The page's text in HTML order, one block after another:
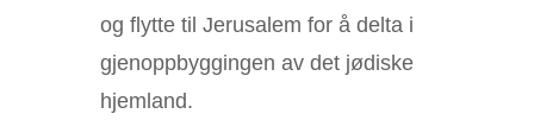
og flytte til Jerusalem for å delta i
gjenoppbyggingen av det jødiske
hjemland.